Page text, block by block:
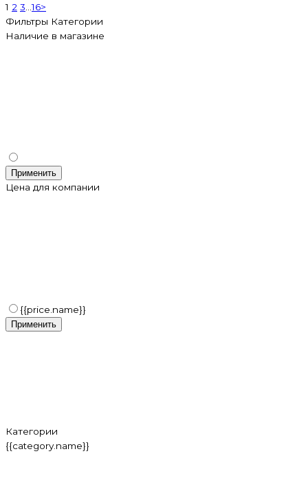
1 2 3 ...16>
Фильтры Категории
Наличие в магазине
Применить
Цена для компании
{{price.name}}
Применить
Категории
{{category.name}}